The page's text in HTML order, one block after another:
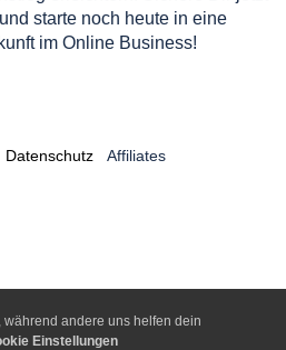
starte noch heute in eine
im Online Business!
Datenschutz Affiliates
andere uns helfen dein
Einstellungen